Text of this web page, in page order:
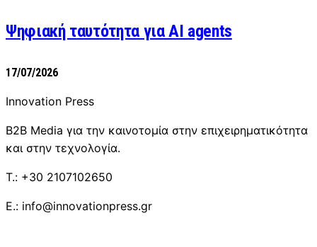
Ψηφιακή ταυτότητα για AI agents
17/07/2026
Innovation Press
B2B Media για την καινοτομία στην επιχειρηματικότητα
και στην τεχνολογία.
T.: +30 2107102650
E.: info@innovationpress.gr